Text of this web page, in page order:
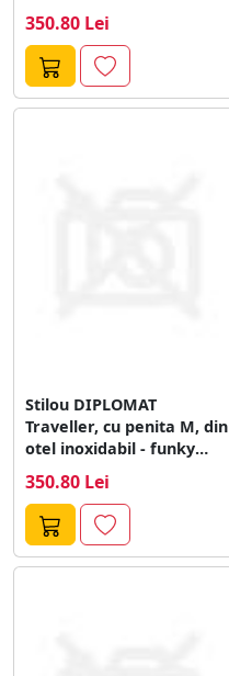
350.80 Lei
Stilou DIPLOMAT
Traveller, cu penita M, din
otel inoxidabil - funky
350.80 Lei